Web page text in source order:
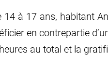
à 17 ans, habitant
en contrepartie
au total et la